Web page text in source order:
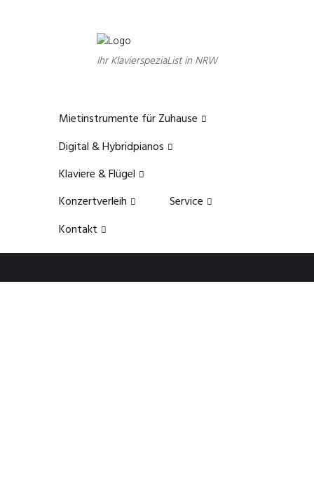
Ihr KlavierspeziaList in NRW
Mietinstrumente für Zuhause
Digital & Hybridpianos
Klaviere & Flügel
Konzertverleih
Service
Kontakt